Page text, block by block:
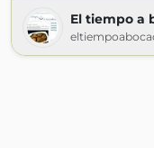
El tiempo a